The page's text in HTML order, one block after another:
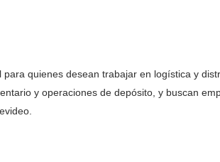
para quienes desean trabajar en logística y
y operaciones de depósito, y buscan